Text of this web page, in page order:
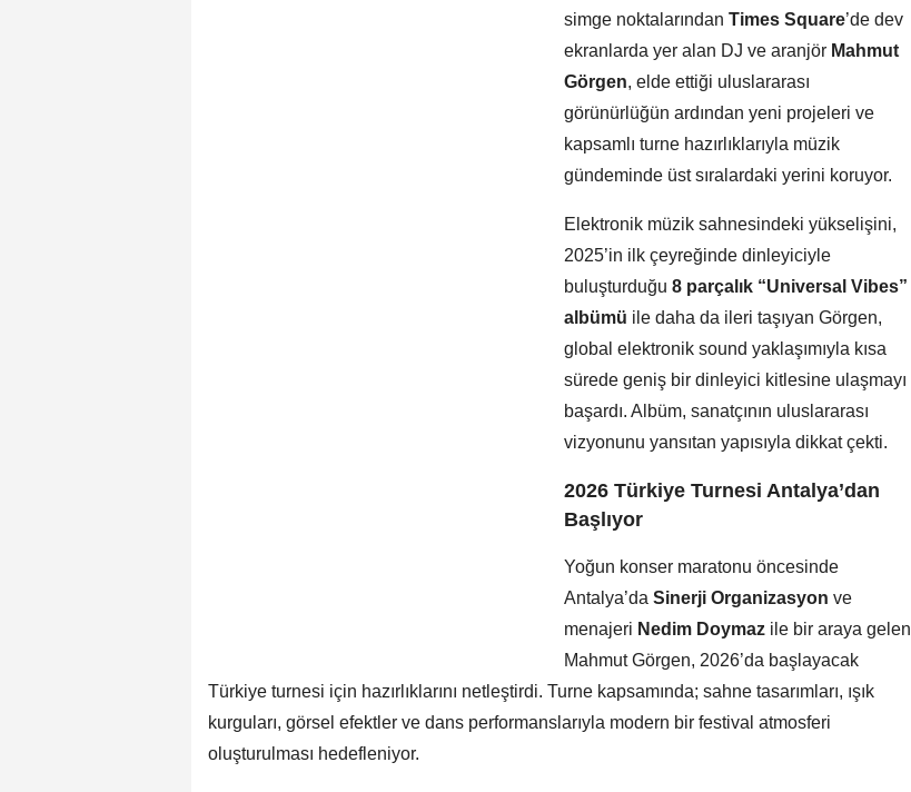
simge noktalarından Times Square’de dev
ekranlarda yer alan DJ ve aranjör Mahmut
Görgen, elde ettiği uluslararası
görünürlüğün ardından yeni projeleri ve
kapsamlı turne hazırlıklarıyla müzik
gündeminde üst sıralardaki yerini koruyor.
Elektronik müzik sahnesindeki yükselişini,
2025’in ilk çeyreğinde dinleyiciyle
buluşturduğu 8 parçalık “Universal Vibes”
albümü ile daha da ileri taşıyan Görgen,
global elektronik sound yaklaşımıyla kısa
sürede geniş bir dinleyici kitlesine ulaşmayı
başardı. Albüm, sanatçının uluslararası
vizyonunu yansıtan yapısıyla dikkat çekti.
2026 Türkiye Turnesi Antalya’dan
Başlıyor
Yoğun konser maratonu öncesinde
Antalya’da Sinerji Organizasyon ve
menajeri Nedim Doymaz ile bir araya gelen
Mahmut Görgen, 2026’da başlayacak
Türkiye turnesi için hazırlıklarını netleştirdi. Turne kapsamında; sahne tasarımları, ışık
kurguları, görsel efektler ve dans performanslarıyla modern bir festival atmosferi
oluşturulması hedefleniyor.